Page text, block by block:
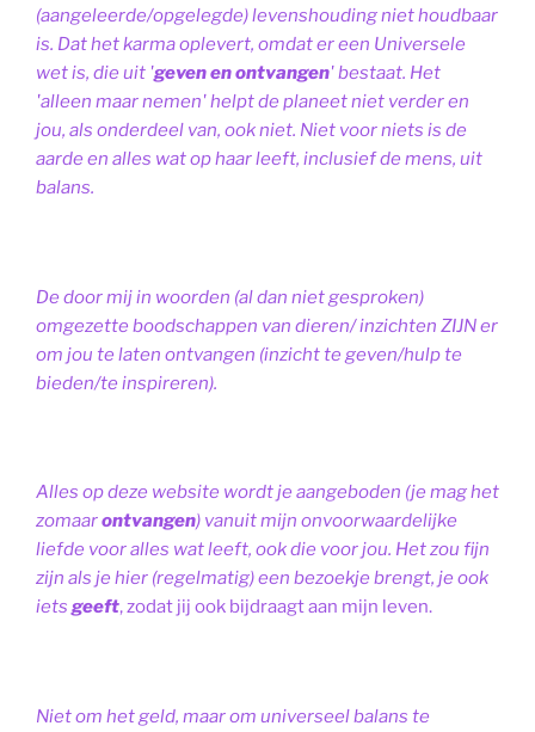
(aangeleerde/opgelegde) levenshouding niet houdbaar
is. Dat het karma oplevert, omdat er een Universele
wet is, die uit 'geven en ontvangen' bestaat. Het
'alleen maar nemen' helpt de planeet niet verder en
jou, als onderdeel van, ook niet. Niet voor niets is de
aarde en alles wat op haar leeft, inclusief de mens, uit
balans.
De door mij in woorden (al dan niet gesproken)
omgezette boodschappen van dieren/ inzichten ZIJN er
om jou te laten ontvangen (inzicht te geven/hulp te
bieden/te inspireren).
Alles op deze website wordt je aangeboden (je mag het
zomaarontvangen) vanuit mijn onvoorwaardelijke
liefde voor alles wat leeft, ook die voor jou. Het zou fijn
zijn als je hier (regelmatig) een bezoekje brengt, je ook
iets geeft, zodat jij ook bijdraagt aan mijn leven.
Niet om het geld, maar om universeel balans te